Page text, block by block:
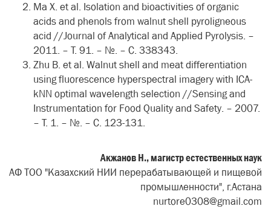
Ma X. et al. Isolation and bioactivities of organic
acids and phenols from walnut shell pyroligneous
acid //Journal of Analytical and Applied Pyrolysis. –
2011. – Т. 91. – №. – С. 338343.
Zhu B. et al. Walnut shell and meat differentiation
using fluorescence hyperspectral imagery with ICA-
kNN optimal wavelength selection //Sensing and
Instrumentation for Food Quality and Safety. – 2007.
– Т. 1. – №. – С. 123-131.
Акжанов Н., магистр естественных наук
АФ ТОО "Казахский НИИ перерабатывающей и пищевой
промышленности", г.Астана
nurtore0308@gmail.com